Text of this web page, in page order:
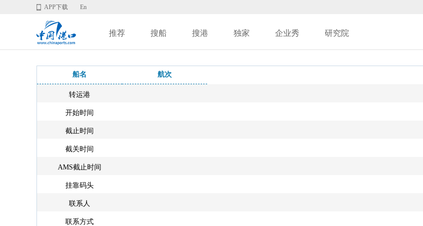
APP下载 En
推荐 搜船 搜港 独家 企业秀 研究院
船名 航次
转运港
开始时间
截止时间
截关时间
AMS截止时间
挂靠码头
联系人
联系方式